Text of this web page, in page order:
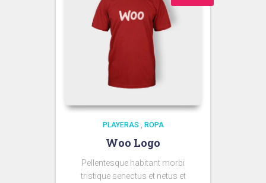
PLAYERAS ROPA
Woo Logo
Pellentesque habitant morbi
tristique senectus et netus et